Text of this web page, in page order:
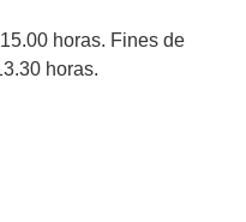
horas. Fines de
horas.